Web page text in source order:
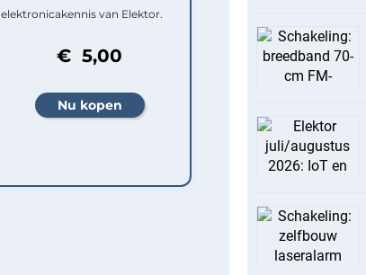
elektronicakennis van Elektor.
€ 5,00